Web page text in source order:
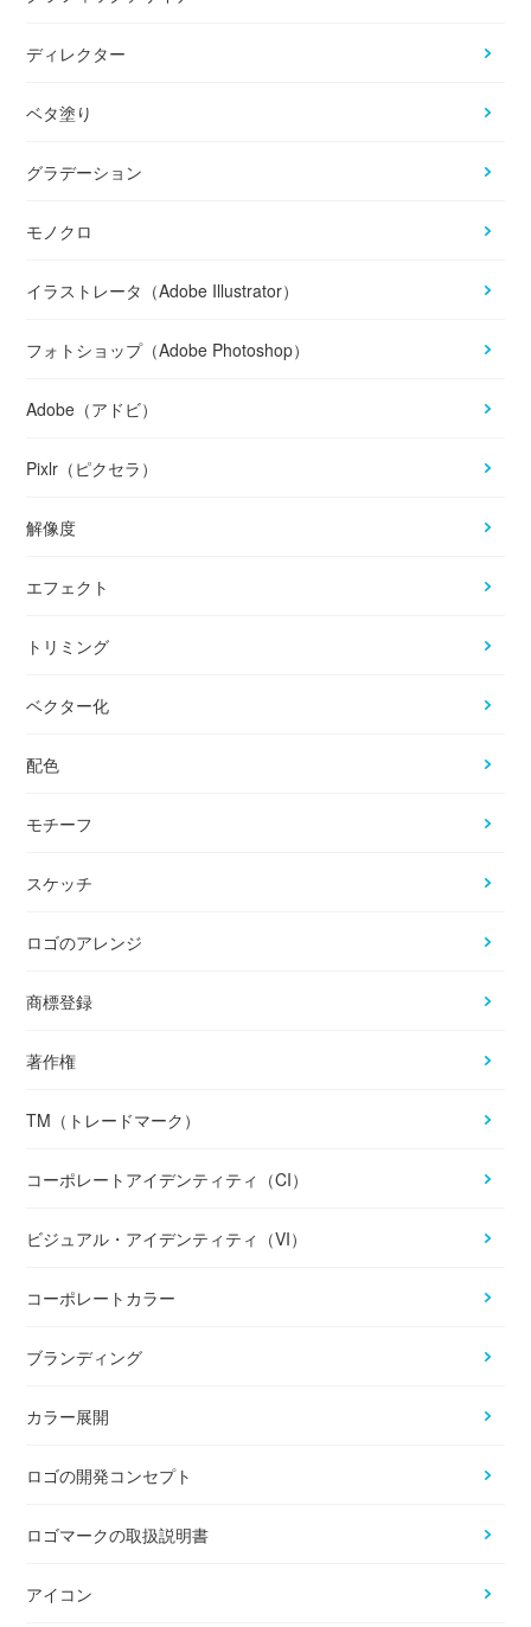
ディレクター
ベタ塗り
グラデーション
モノクロ
イラストレータ（Adobe Illustrator）
フォトショップ（Adobe Photoshop）
Adobe（アドビ）
Pixlr（ピクセラ）
解像度
エフェクト
トリミング
ベクター化
配色
モチーフ
スケッチ
ロゴのアレンジ
商標登録
著作権
TM（トレードマーク）
コーポレートアイデンティティ（CI）
ビジュアル・アイデンティティ（VI）
コーポレートカラー
ブランディング
カラー展開
ロゴの開発コンセプト
ロゴマークの取扱説明書
アイコン